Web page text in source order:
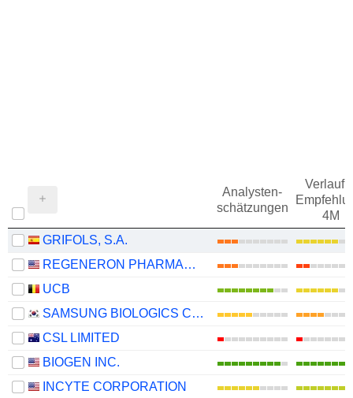
Analysten-
schätzungen
Verlauf
4M
GRIFOLS, S.A.
REGENERON PHARMACEUTICALS, INC.
UCB
SAMSUNG BIOLOGICS CO.,LTD.
CSL LIMITED
BIOGEN INC.
INCYTE CORPORATION